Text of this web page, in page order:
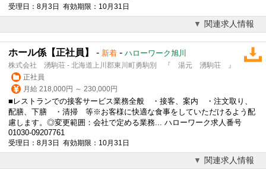
受理日：8月3日 有効期限：10月31日
関連求人情報
ホール係【正社員】 - 新着 - ハローワーク旭川
株式会社 湧駒荘 - 北海道上川郡東川町勇駒別 『 湯元 湧駒荘 』
正社員
月給 218,000円 ～ 230,000円
■レストランでの接客サービス業務全般 ・接客、案内 ・注文取り、
配膳、下膳 ・清掃 等※お客様に快適な食事をしていただけるよう配
慮します。◎変更範囲：会社で定める業務... ハローワーク求人番号
01030-09207761
受理日：8月3日 有効期限：10月31日
関連求人情報